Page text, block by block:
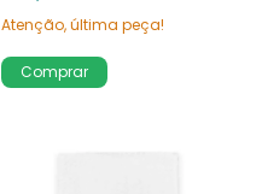
Atenção, última peça!
Comprar